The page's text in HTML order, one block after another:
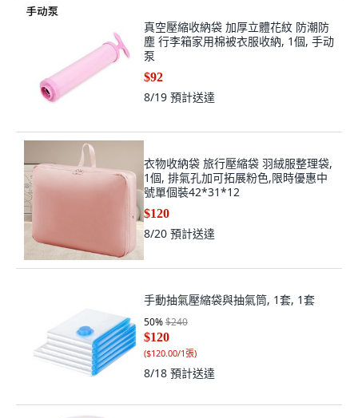
真空壓縮收納袋 加厚立體花紋 防潮防
塵 行李箱家用棉被衣服收納, 1個, 手动
泵
$92
8/19 預計送達
衣物收納袋 旅行壓縮袋 羽絨服整理袋,
1個, 排氣孔加可拓展粉色,限時優惠中
號單個裝42*31*12
$120
8/20 預計送達
手動抽氣壓縮袋與抽氣筒, 1套, 1套
50%$240
$120
($120.00/1張)
8/18 預計送達